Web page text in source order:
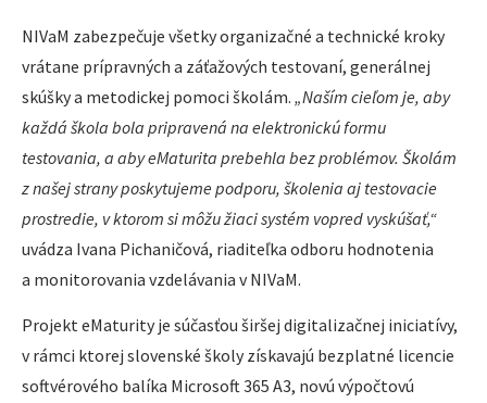
NIVaM zabezpečuje všetky organizačné a technické kroky
vrátane prípravných a záťažových testovaní, generálnej
skúšky a metodickej pomoci školám. „Naším cieľom je, aby
každá škola bola pripravená na elektronickú formu
testovania, a aby eMaturita prebehla bez problémov. Školám
z našej strany poskytujeme podporu, školenia aj testovacie
prostredie, v ktorom si môžu žiaci systém vopred vyskúšať,“
uvádza Ivana Pichaničová, riaditeľka odboru hodnotenia
a monitorovania vzdelávania v NIVaM.
Projekt eMaturity je súčasťou širšej digitalizačnej iniciatívy,
v rámci ktorej slovenské školy získavajú bezplatné licencie
softvérového balíka Microsoft 365 A3, novú výpočtovú